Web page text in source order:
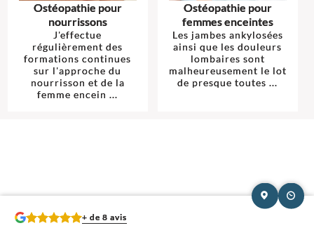
Ostéopathie pour
nourrissons
J'effectue
régulièrement des
formations continues
sur l'approche du
nourrisson et de la
femme encein ...
Ostéopathie pour
femmes enceintes
Les jambes ankylosées
ainsi que les douleurs
lombaires sont
malheureusement le lot
de presque toutes ...
+ de 8 avis